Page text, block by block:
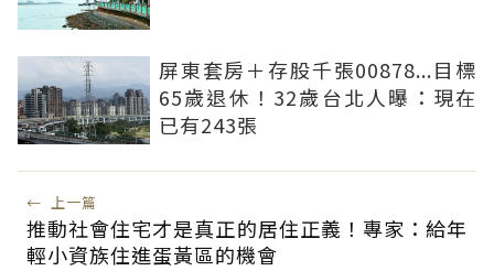
屏東套房＋存股千張00878...目標
65歲退休！32歲台北人曝：現在
已有243張
← 上一篇
推動社會住宅才是真正的居住正義！專家：給年
輕小資族住進蛋黃區的機會